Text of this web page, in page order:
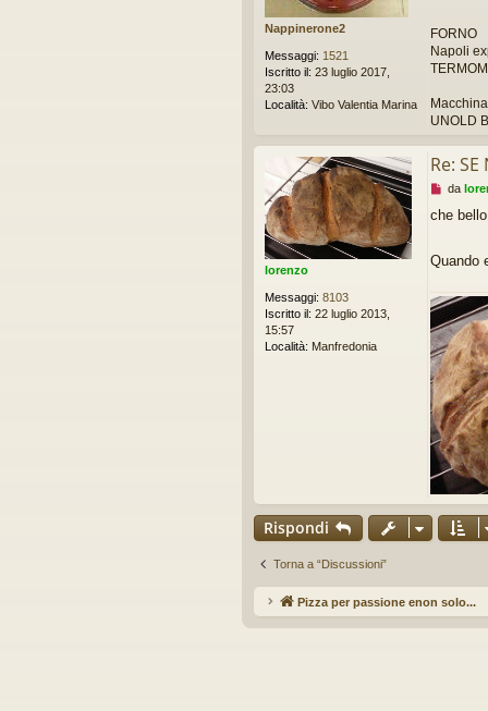
Nappinerone2
Messaggi: 1521
Iscritto il: 23 luglio 2017,
23:03
Località: Vibo Valentia Marina
o
d
a
e
g
e
r
FORNO
Napoli
UNOLD
lorenzo
Messaggi: 8103
Iscritto il: 22 luglio 2013,
15:57
Località: Manfredonia
Re: SE
M
s
g
i
o
d
a
l
e
g
g
e
r
e
da
che
Quando
Rispondi
Torna a “Discussioni”
Pizza per passione enon solo...